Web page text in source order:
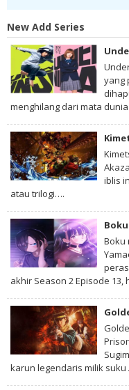
New Add Series
yang
menghilang dari mata
iblis
atau trilogi….
Boku
akhir Season 2 Episode
karun legendaris milik suku